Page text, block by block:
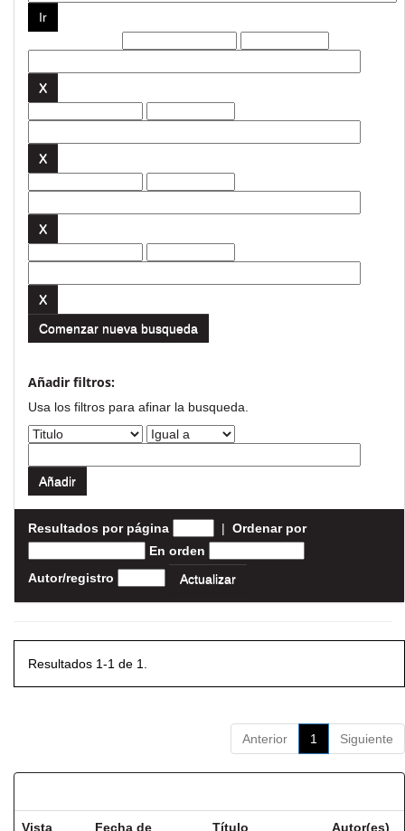
Comenzar nueva busqueda
Añadir filtros:
Usa los filtros para afinar la busqueda.
Resultados por página | Ordenar por
En orden
Autor/registro
Resultados 1-1 de 1.
Anterior 1 Siguiente
Vista
Fecha de
Título Autor(es)